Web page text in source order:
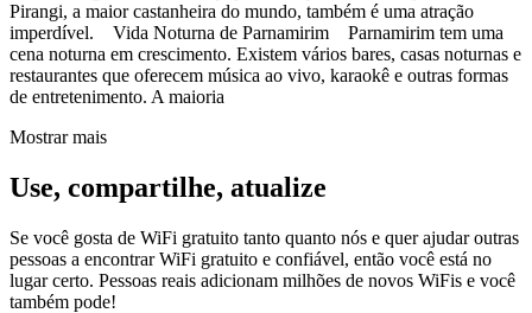
Pirangi, a maior castanheira do mundo, também é uma atração
imperdível. Vida Noturna de Parnamirim Parnamirim tem uma
cena noturna em crescimento. Existem vários bares, casas noturnas e
restaurantes que oferecem música ao vivo, karaokê e outras formas
de entretenimento. A maioria
Mostrar mais
Use, compartilhe, atualize
Se você gosta de WiFi gratuito tanto quanto nós e quer ajudar outras
pessoas a encontrar WiFi gratuito e confiável, então você está no
lugar certo. Pessoas reais adicionam milhões de novos WiFis e você
também pode!